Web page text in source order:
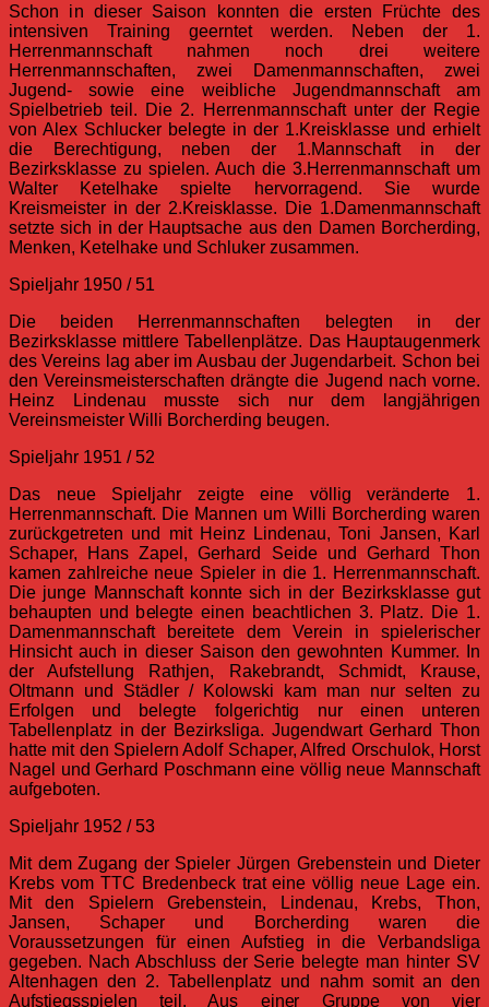
Schon in dieser Saison konnten die ersten Früchte des
intensiven Training geerntet werden. Neben der 1.
Herrenmannschaft nahmen noch drei weitere
Herrenmannschaften, zwei Damenmannschaften, zwei
Jugend- sowie eine weibliche Jugendmannschaft am
Spielbetrieb teil. Die 2. Herrenmannschaft unter der Regie
von Alex Schlucker belegte in der 1.Kreisklasse und erhielt
die Berechtigung, neben der 1.Mannschaft in der
Bezirksklasse zu spielen. Auch die 3.Herrenmannschaft um
Walter Ketelhake spielte hervorragend. Sie wurde
Kreismeister in der 2.Kreisklasse. Die 1.Damenmannschaft
setzte sich in der Hauptsache aus den Damen Borcherding,
Menken, Ketelhake und Schluker zusammen.
Spieljahr 1950 / 51
Die beiden Herrenmannschaften belegten in der
Bezirksklasse mittlere Tabellenplätze. Das Hauptaugenmerk
des Vereins lag aber im Ausbau der Jugendarbeit. Schon bei
den Vereinsmeisterschaften drängte die Jugend nach vorne.
Heinz Lindenau musste sich nur dem langjährigen
Vereinsmeister Willi Borcherding beugen.
Spieljahr 1951 / 52
Das neue Spieljahr zeigte eine völlig veränderte 1.
Herrenmannschaft. Die Mannen um Willi Borcherding waren
zurückgetreten und mit Heinz Lindenau, Toni Jansen, Karl
Schaper, Hans Zapel, Gerhard Seide und Gerhard Thon
kamen zahlreiche neue Spieler in die 1. Herrenmannschaft.
Die junge Mannschaft konnte sich in der Bezirksklasse gut
behaupten und belegte einen beachtlichen 3. Platz. Die 1.
Damenmannschaft bereitete dem Verein in spielerischer
Hinsicht auch in dieser Saison den gewohnten Kummer. In
der Aufstellung Rathjen, Rakebrandt, Schmidt, Krause,
Oltmann und Städler / Kolowski kam man nur selten zu
Erfolgen und belegte folgerichtig nur einen unteren
Tabellenplatz in der Bezirksliga. Jugendwart Gerhard Thon
hatte mit den Spielern Adolf Schaper, Alfred Orschulok, Horst
Nagel und Gerhard Poschmann eine völlig neue Mannschaft
aufgeboten.
Spieljahr 1952 / 53
Mit dem Zugang der Spieler Jürgen Grebenstein und Dieter
Krebs vom TTC Bredenbeck trat eine völlig neue Lage ein.
Mit den Spielern Grebenstein, Lindenau, Krebs, Thon,
Jansen, Schaper und Borcherding waren die
Voraussetzungen für einen Aufstieg in die Verbandsliga
gegeben. Nach Abschluss der Serie belegte man hinter SV
Altenhagen den 2. Tabellenplatz und nahm somit an den
Aufstiegsspielen teil. Aus einer Gruppe von vier